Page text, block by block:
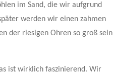
im Sand, die wir aufgrund
werden wir einen zahmen
der riesigen Ohren so groß sein
ist wirklich faszinierend. Wir